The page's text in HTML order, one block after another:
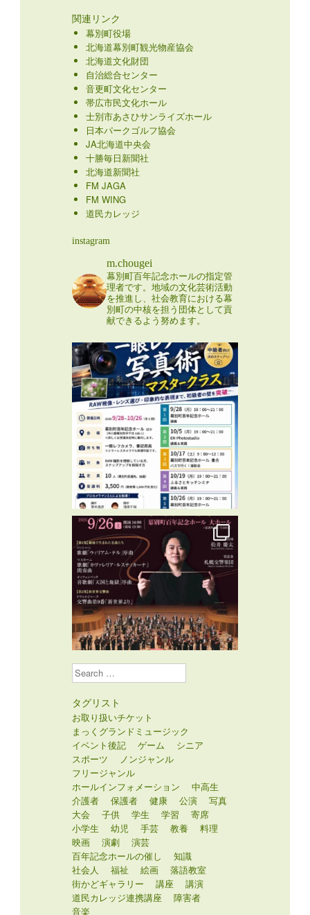
関連リンク
幕別町役場
北海道幕別町観光物産協会
北海道文化財団
自治総合センター
音更町文化センター
帯広市民文化ホール
士別市あさひサンライズホール
日本パークゴルフ協会
JA北海道中央会
十勝毎日新聞社
北海道新聞社
FM JAGA
FM WING
道民カレッジ
instagram
m.chougei
幕別町百年記念ホールの指定管
理者です。地域の文化芸術活動
を推進し、社会教育における幕
別町の中核を担う団体として貢
献できるよう努めます。
Search
タグリスト
お取り扱いチケット
まっくグランドミュージック
イベント後記
ゲーム
シニア
スポーツ
ノンジャンル
フリージャンル
ホールインフォメーション
中高生
介護者
保護者 健康 公演
写真
大会
子供 学生 学習
寄席
小学生
幼児 手芸 教養
料理
映画
演劇
演芸
百年記念ホールの催し
知識
社会人
福祉 絵画
落語教室
街かどギャラリー
講座
講演
道民カレッジ連携講座
障害者
音楽